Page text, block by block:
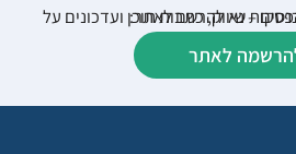
כתבות תוכן ועדכונים על וובינרים וכנסים – נא להרשם לאתר:
לאתר